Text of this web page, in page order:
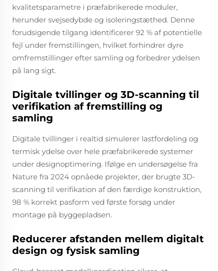
kvalitetsparametre i præfabrikerede moduler,
herunder svejsedybde og isoleringstæthed. Denne
forudsigende tilgang identificerer 92 % af potentielle
fejl under fremstillingen, hvilket forhindrer dyre
omfremstillinger efter samling og forbedrer ydelsen
på lang sigt.
Digitale tvillinger og 3D-scanning til
verifikation af fremstilling og
samling
Digitale tvillinger i realtid simulerer lastfordeling og
termisk ydelse over hele præfabrikerede systemer
under designoptimering. Ifølge en undersøgelse fra
Nature fra 2024 opnåede projekter, der brugte 3D-
scanning til verifikation af den færdige konstruktion,
98 % korrekt pasform ved første forsøg under
montage på byggepladsen.
Reducerer afstanden mellem digitalt
design og fysisk samling